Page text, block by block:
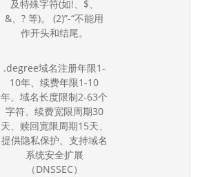
及特殊字符(如!、$、
&、? 等)。 (2)”-“不能用
作开头和结尾。
.degree域名注册年限1-
10年、续费年限1-10
年、域名长度限制2-63个
字符、续费宽限周期30
天、赎回宽限周期15天、
提供隐私保护、支持域名
系统安全扩展
（DNSSEC）